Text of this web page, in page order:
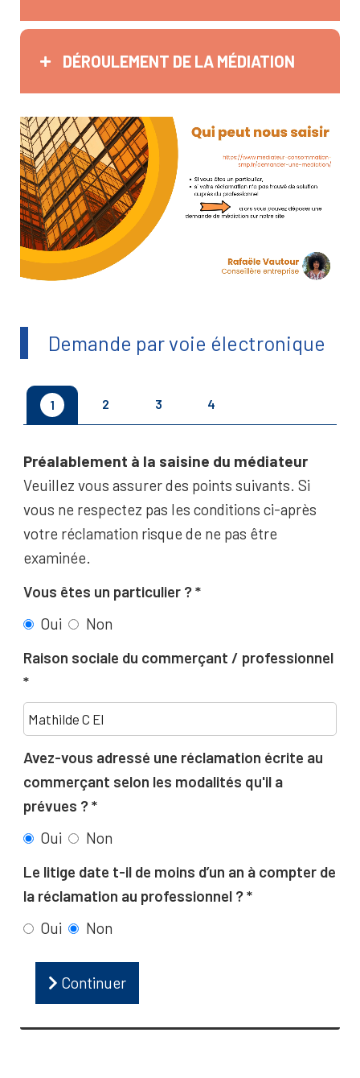
DÉROULEMENT DE LA MÉDIATION
Demande par voie électronique
1 2 3 4
Préalablement à la saisine du médiateur
Veuillez vous assurer des points suivants. Si
vous ne respectez pas les conditions ci-après
votre réclamation risque de ne pas être
examinée.
Vous êtes un particulier ?
Oui
Non
Raison sociale du commerçant / professionnel
Avez-vous adressé une réclamation écrite au
commerçant selon les modalités qu'il a
prévues ?
Oui
Non
Le litige date t-il de moins d’un an à compter de
la réclamation au professionnel ?
Oui
Non
Continuer